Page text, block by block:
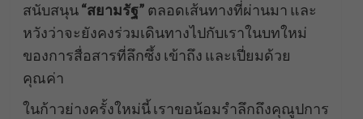
สนับสนุน“สยามรัฐ” ตลอดเส้นทางที่ผ่านมา และ
หวังว่าจะยังคงร่วมเดินทางไปกับเราในบทใหม่
ของการสื่อสารที่ลึกซึ้ง เข้าถึง และเปี่ยมด้วย
คุณค่า
ในก้าวย่างครั้งใหม่นี้ เราขอน้อมรำลึกถึงคุณูปการ